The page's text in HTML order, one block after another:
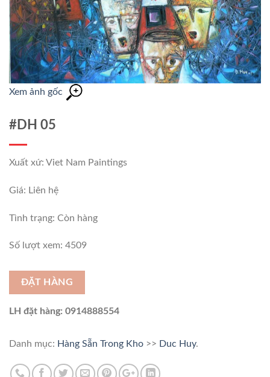
Xem ảnh gốc
#DH 05
Xuất xứ: Viet Nam Paintings
Giá: Liên hệ
Tình trạng: Còn hàng
Số lượt xem: 4509
ĐẶT HÀNG
LH đặt hàng: 0914888554
Danh mục: Hàng Sẵn Trong Kho >> Duc Huy.